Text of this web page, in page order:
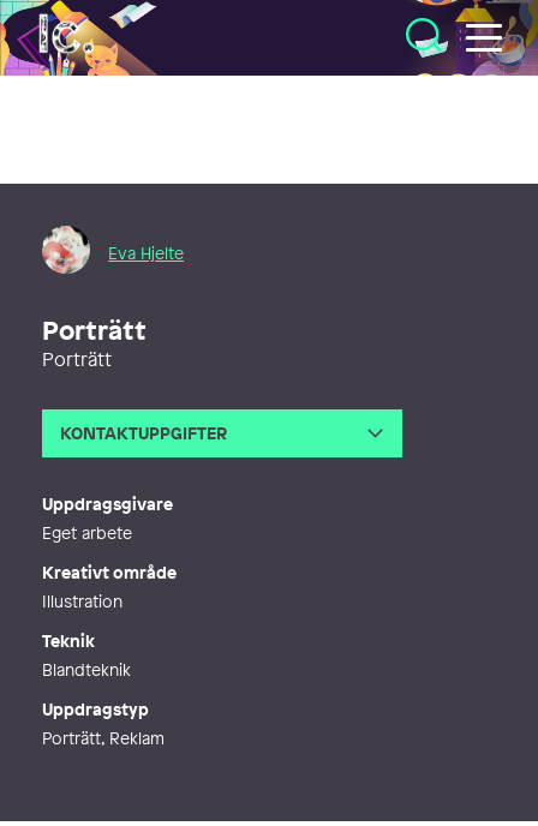
Illustratörcentrum
Eva Hjelte
Porträtt
Porträtt
KONTAKTUPPGIFTER
Uppdragsgivare
Eget arbete
Kreativt område
Illustration
Teknik
Blandteknik
Uppdragstyp
Porträtt, Reklam